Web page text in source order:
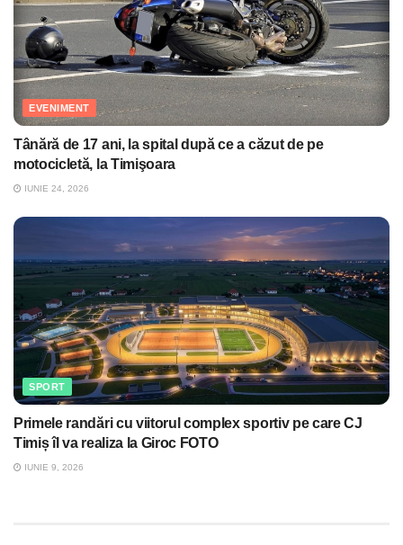
EVENIMENT
Tânără de 17 ani, la spital după ce a căzut de pe
motocicletă, la Timişoara
IUNIE 24, 2026
SPORT
Primele randări cu viitorul complex sportiv pe care CJ
Timiș îl va realiza la Giroc FOTO
IUNIE 9, 2026